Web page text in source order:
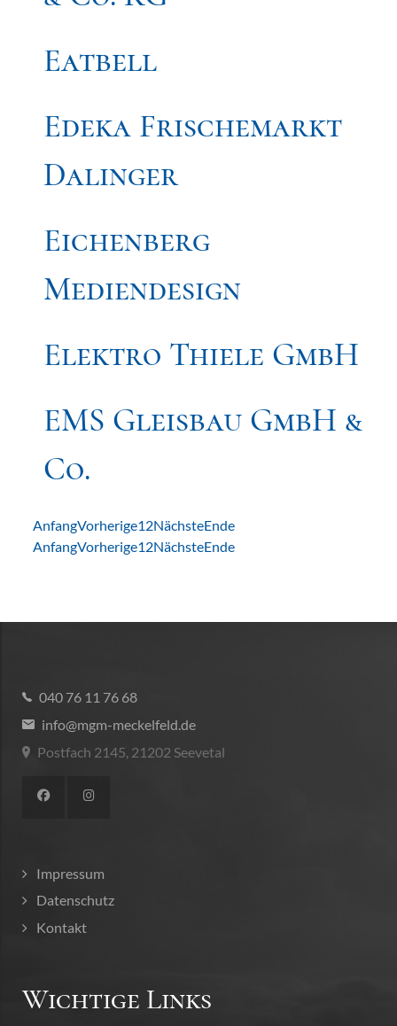
Eatbell
Edeka Frischemarkt
Dalinger
Eichenberg
Mediendesign
Elektro Thiele GmbH
EMS Gleisbau GmbH &
Co.
AnfangVorherige12NächsteEnde
AnfangVorherige12NächsteEnde
040 76 11 76 68
info@mgm-meckelfeld.de
Postfach 2145, 21202 Seevetal
Impressum
Datenschutz
Kontakt
Wichtige Links